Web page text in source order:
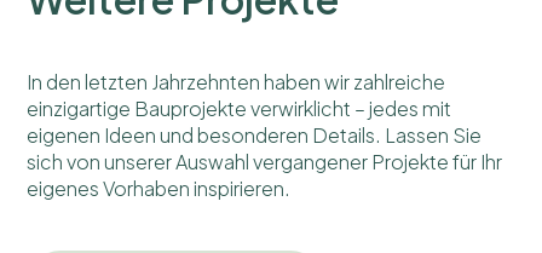
In den letzten Jahrzehnten haben wir zahlreiche
einzigartige Bauprojekte verwirklicht – jedes mit
eigenen Ideen und besonderen Details. Lassen Sie
sich von unserer Auswahl vergangener Projekte für Ihr
eigenes Vorhaben inspirieren.